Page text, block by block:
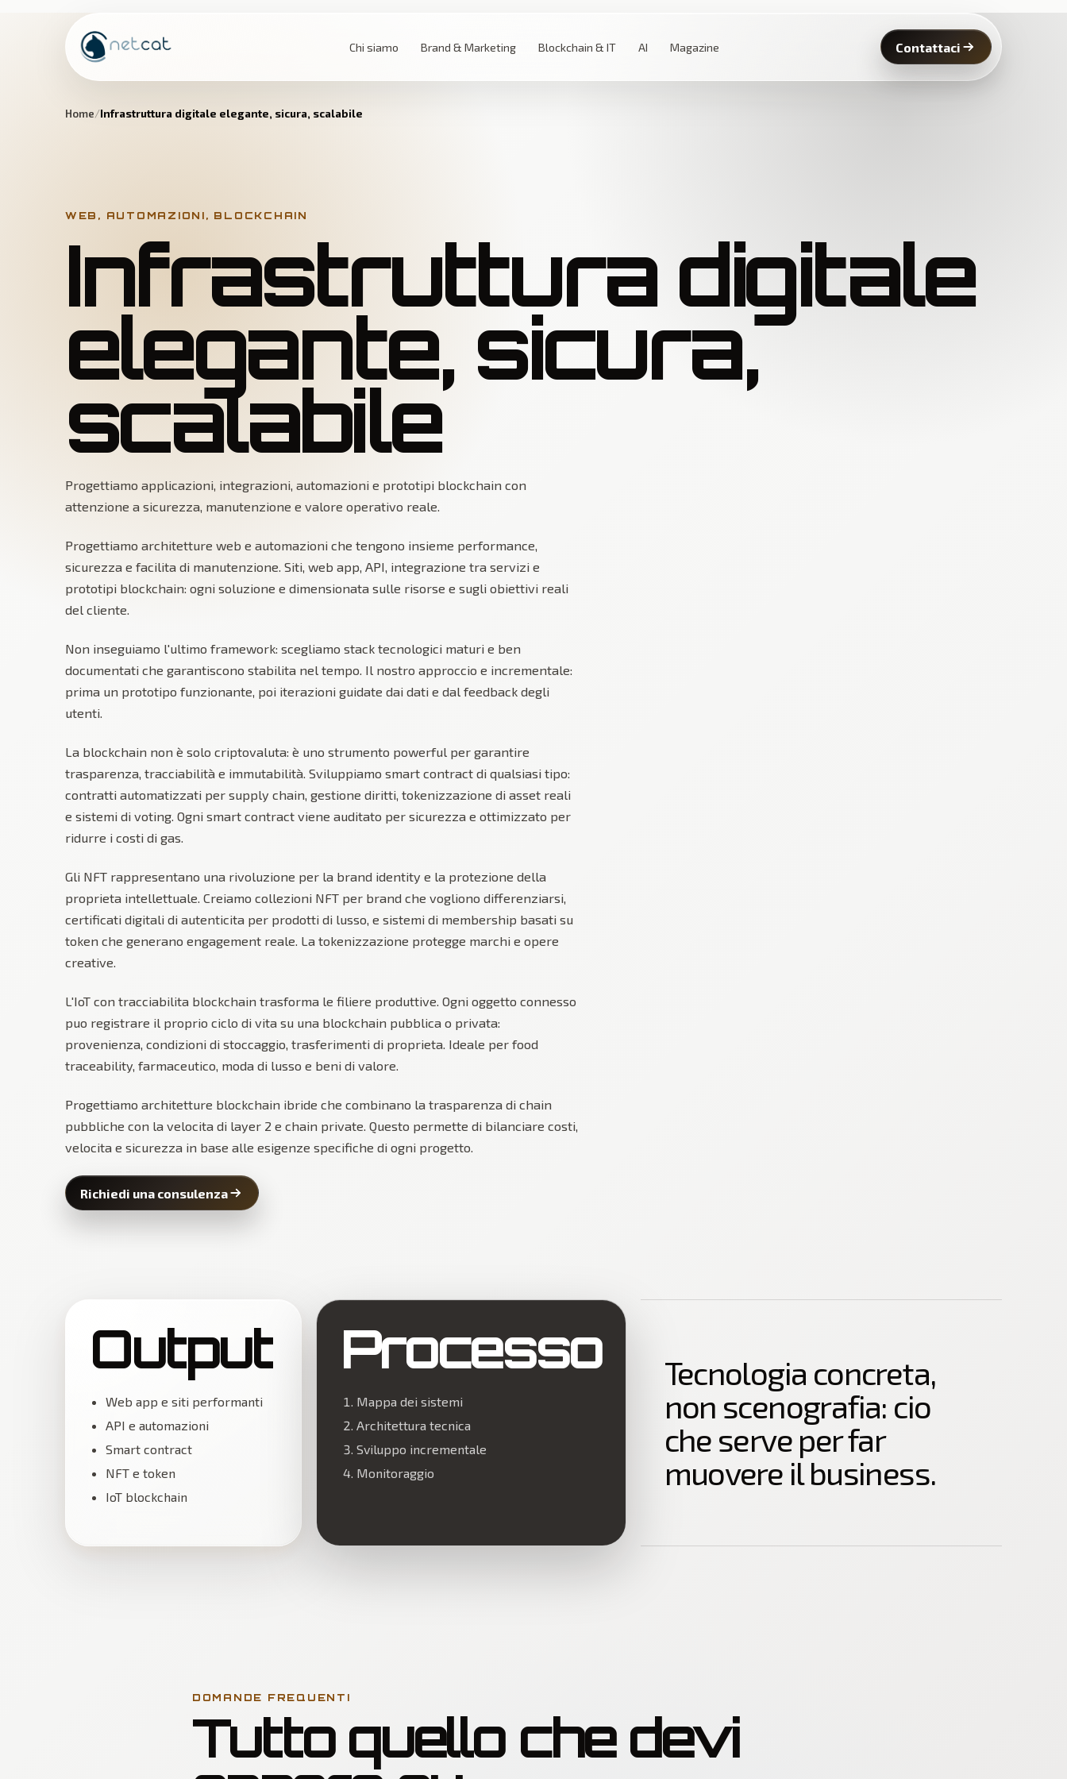
Chi siamo Brand & Marketing Blockchain & IT AI Magazine Contattaci
Home Infrastruttura digitale elegante, sicura, scalabile
WEB, AUTOMAZIONI, BLOCKCHAIN
Infrastruttura digitale
elegante, sicura,
scalabile
Progettiamo applicazioni, integrazioni, automazioni e prototipi blockchain con
attenzione a sicurezza, manutenzione e valore operativo reale.
Progettiamo architetture web e automazioni che tengono insieme performance,
sicurezza e facilita di manutenzione. Siti, web app, API, integrazione tra servizi e
prototipi blockchain: ogni soluzione e dimensionata sulle risorse e sugli obiettivi reali
del cliente.
Non inseguiamo l'ultimo framework: scegliamo stack tecnologici maturi e ben
documentati che garantiscono stabilita nel tempo. Il nostro approccio e incrementale:
prima un prototipo funzionante, poi iterazioni guidate dai dati e dal feedback degli
utenti.
La blockchain non è solo criptovaluta: è uno strumento powerful per garantire
trasparenza, tracciabilità e immutabilità. Sviluppiamo smart contract di qualsiasi tipo:
contratti automatizzati per supply chain, gestione diritti, tokenizzazione di asset reali
e sistemi di voting. Ogni smart contract viene auditato per sicurezza e ottimizzato per
ridurre i costi di gas.
Gli NFT rappresentano una rivoluzione per la brand identity e la protezione della
proprieta intellettuale. Creiamo collezioni NFT per brand che vogliono differenziarsi,
certificati digitali di autenticita per prodotti di lusso, e sistemi di membership basati su
token che generano engagement reale. La tokenizzazione protegge marchi e opere
creative.
L'IoT con tracciabilita blockchain trasforma le filiere produttive. Ogni oggetto connesso
puo registrare il proprio ciclo di vita su una blockchain pubblica o privata:
provenienza, condizioni di stoccaggio, trasferimenti di proprieta. Ideale per food
traceability, farmaceutico, moda di lusso e beni di valore.
Progettiamo architetture blockchain ibride che combinano la trasparenza di chain
pubbliche con la velocita di layer 2 e chain private. Questo permette di bilanciare costi,
velocita e sicurezza in base alle esigenze specifiche di ogni progetto.
Richiedi una consulenza
Output
Web app e siti performanti
API e automazioni
Smart contract
NFT e token
IoT blockchain
Processo
Mappa dei sistemi
Architettura tecnica
Sviluppo incrementale
Monitoraggio
Tecnologia concreta,
non scenografia: cio
che serve per far
muovere il business.
DOMANDE FREQUENTI
Tutto quello che devi